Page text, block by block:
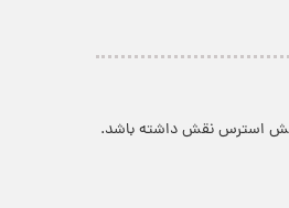
استرس نقش داشته باشد.